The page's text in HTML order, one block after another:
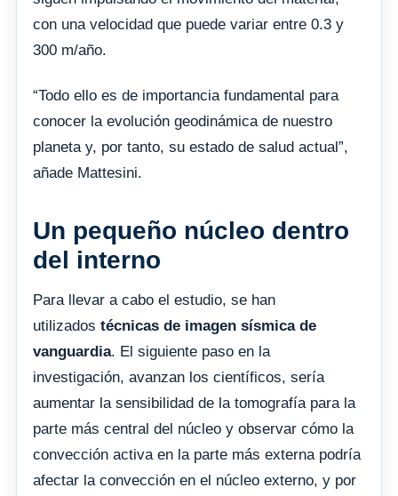
con una velocidad que puede variar entre 0.3 y
300 m/año.
“Todo ello es de importancia fundamental para
conocer la evolución geodinámica de nuestro
planeta y, por tanto, su estado de salud actual”,
añade Mattesini.
Un pequeño núcleo dentro
del interno
Para llevar a cabo el estudio, se han
utilizados técnicas de imagen sísmica de
vanguardia. El siguiente paso en la
investigación, avanzan los científicos, sería
aumentar la sensibilidad de la tomografía para la
parte más central del núcleo y observar cómo la
convección activa en la parte más externa podría
afectar la convección en el núcleo externo, y por